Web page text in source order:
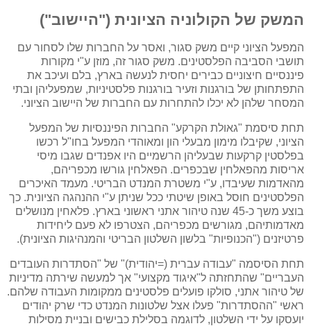
המשק של הקולוניה הציונית ("היישוב")
המפעל הציוני קיים משק סגור, ואסר על החברות שלו לסחור עם
תושבי הסביבה הפלסטינים. משק סגור זה, מוזן ע"י מקורות
פיננסיים חיצוניים כבירים יחסית לנעשה בארץ, בלם ועיכב את
התפתחותן של בורגנות וזעיר בורגנות פלסטיניות, שמפעליהן ובתי
המסחר שלהן לא יכלו להתחרות עם החברות של היישוב הציוני.
תחת סיסמת "גאולת הקרקע" החברות הפיננסיות של המפעל
הציוני, שקיבלו מימון מבעלי הון ומאוהדי המפעל בחו"ל רכשו
בפלסטין קרקעות שבעליהן הרשמיים היו אפנדים שגבו מיסי
אריסות מהפאלחין שבכפרים. הפאלחין גורשו מכפריהם,
מהאדמות שעיבדו, ע"י משטרת המנדט הבריטי. מעמד האיכרים
הפלסטינים חוסל באופן שיטתי ככל שניתן ע"י ההנהגה הציונית. כך
בוצע משך כ-45 שנה טיהור אתני ראשוני בארץ. פלאחין מנושלים
מאדמותיהם, מגורשים מכפריהם, הצטרפו לא פעם ליחידות
פרטיזנים ("הכנופיות" בלשון השלטון הבריטי והמנהיגות הציונית).
תחת הסיסמה "עבודה עברית (=יהודית)" של "הסתדרות העובדים
העבריים" שהתחזתה ל"איגוד מקצועי" אך למעשה שירתה מדיניות
של טיהור אתני, סולקו פועלים פלסטינים ממקומות העבודה שלהם.
ראשי "ההסתדרות" פעלו אצל שלטונות המנדט כדי שרק יהודים
יועסקו על ידי השלטון, לדוגמה בסלילת כבישים ובניית מסילות